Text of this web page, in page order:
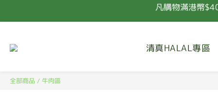
凡購物滿港幣
清真HALAL專區
全部商品 / 牛肉區